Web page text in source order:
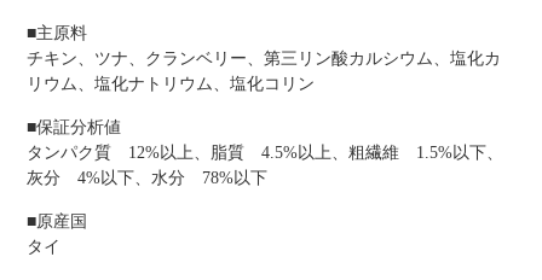
■主原料
チキン、ツナ、クランベリー、第三リン酸カルシウム、塩化カ
リウム、塩化ナトリウム、塩化コリン
■保証分析値
タンパク質 12%以上、脂質 4.5%以上、粗繊維 1.5%以下、
灰分 4%以下、水分 78%以下
■原産国
タイ